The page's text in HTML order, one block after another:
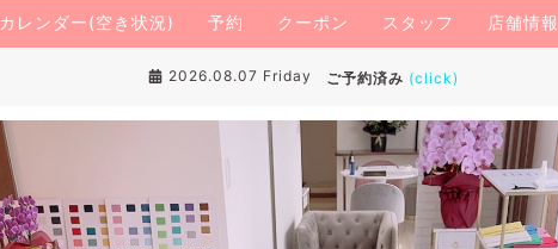
カレンダー(空き状況) 予約 クーポン スタッフ 店舗情報
2026.08.07 Friday ご予約済み (click)